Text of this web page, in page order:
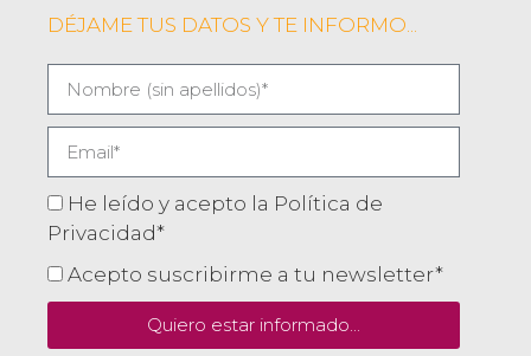
DÉJAME TUS DATOS Y TE INFORMO...
He leído y acepto la Política de
Privacidad*
Acepto suscribirme a tu newsletter*
Quiero estar informado...